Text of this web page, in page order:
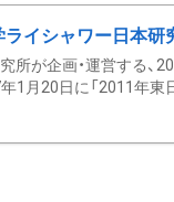
ライシャワー日本研
所が企画・運営する、
月20日に「2011年東